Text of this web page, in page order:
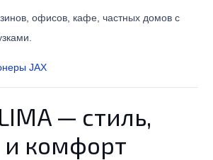
офисов, кафе, частных домов с
JAX
— стиль,
комфорт